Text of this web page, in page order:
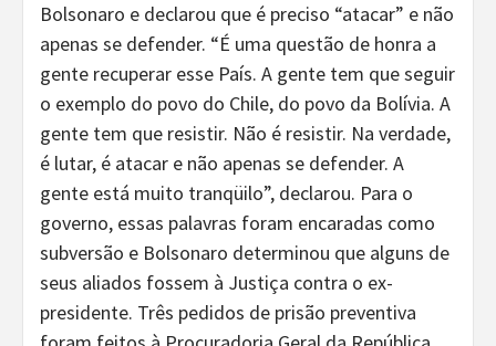
Bolsonaro e declarou que é preciso “atacar” e não
apenas se defender. “É uma questão de honra a
gente recuperar esse País. A gente tem que seguir
o exemplo do povo do Chile, do povo da Bolívia. A
gente tem que resistir. Não é resistir. Na verdade,
é lutar, é atacar e não apenas se defender. A
gente está muito tranqüilo”, declarou. Para o
governo, essas palavras foram encaradas como
subversão e Bolsonaro determinou que alguns de
seus aliados fossem à Justiça contra o ex-
presidente. Três pedidos de prisão preventiva